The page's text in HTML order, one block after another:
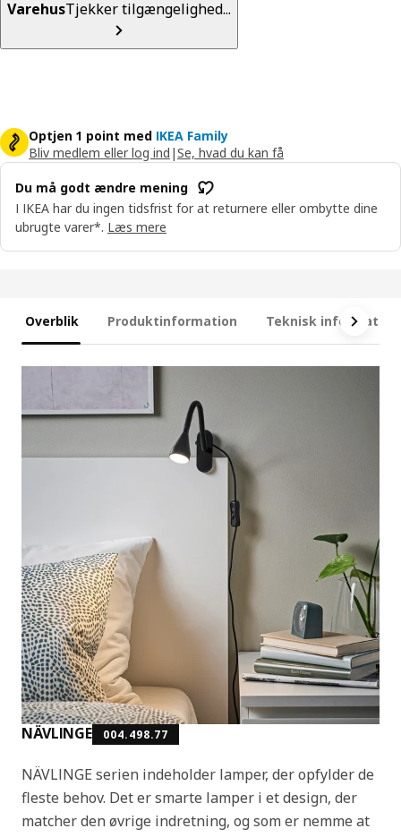
VarehusTjekker tilgængelighed...
Optjen 1 point med IKEA Family
Bliv medlem eller log ind |Se, hvad du kan få
Du må godt ændre mening
I IKEA har du ingen tidsfrist for at returnere eller ombytte dine
ubrugte varer*. Læs mere
Overblik Produktinformation Teknisk information
NÄVLINGE 004.498.77
NÄVLINGE serien indeholder lamper, der opfylder de
fleste behov. Det er smarte lamper i et design, der
matcher den øvrige indretning, og som er nemme at